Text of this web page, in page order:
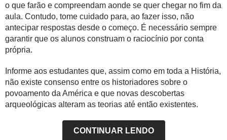
o que farão e compreendam aonde se quer chegar no fim da
aula. Contudo, tome cuidado para, ao fazer isso, não
antecipar respostas desde o começo. É necessário sempre
garantir que os alunos construam o raciocínio por conta
própria.
Informe aos estudantes que, assim como em toda a História,
não existe consenso entre os historiadores sobre o
povoamento da América e que novas descobertas
arqueológicas alteram as teorias até então existentes.
CONTINUAR LENDO